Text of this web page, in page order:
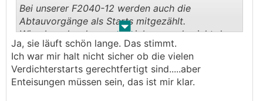
Gradminuten kann ich mir nur erklären dass ihr
die Leistung nicht gereicht hat weil du ja
begrenzt hast.
At wäre in dem Aspekt noch interessant gewesen
───────────────
ok danke.
. .
Bei unserer F2040-12 werden auch die
Abtauvorgänge als Starts mitgezählt.
Wie aber eh schon geschrieben wurde sieht das
doch bei dir ganz gut aus! Sie läuft ja schön
lange. Hast Du eine manuelle Verdichterkurve
hinterlegt?
Ja, sie läuft schön lange. Das stimmt.
Ich war mir halt nicht sicher ob die vielen
Verdichterstarts gerechtfertigt sind.....aber
Enteisungen müssen sein, das ist mir klar.